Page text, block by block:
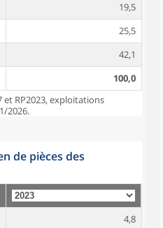
19,5
25,5
42,1
100,0
et RP2023, exploitations
2026.
de pièces des
4,8